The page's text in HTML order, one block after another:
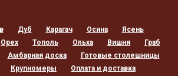
Дуб Карагач Осина
Ясень
Орех Тополь Ольха Вишня
Граб
Амбарная доска
Готовые столешницы
Крупномеры
Оплата и доставка